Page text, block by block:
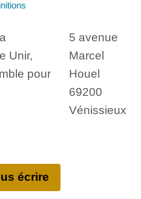
Unir,
pour
5 avenue
Marcel
Houel
69200
Vénissieux
écrire